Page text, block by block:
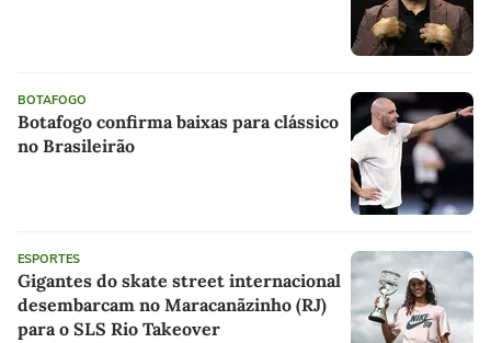
BOTAFOGO
Botafogo confirma baixas para clássico
no Brasileirão
ESPORTES
Gigantes do skate street internacional
desembarcam no Maracanãzinho (RJ)
para o SLS Rio Takeover